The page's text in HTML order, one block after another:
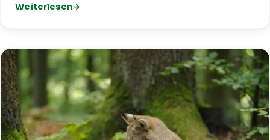
Weiterlesen
: 85. Geburtstag von Heinz Haynaly – der TCI gratuliert